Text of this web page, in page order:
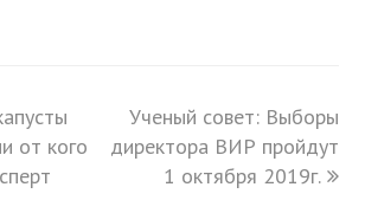
от кого
next
post:
Ученый совет: Выборы
директора ВИР пройдут
1 октября 2019г.